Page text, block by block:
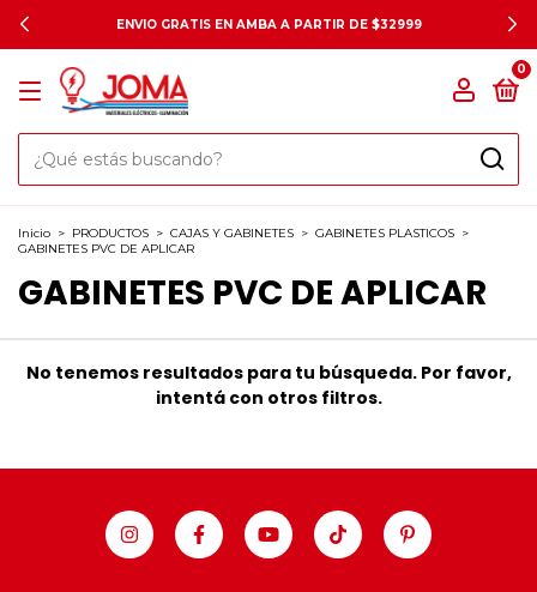
ENVIO GRATIS EN AMBA A PARTIR DE $32999
0
Inicio > PRODUCTOS > CAJAS Y GABINETES > GABINETES PLASTICOS >
GABINETES PVC DE APLICAR
GABINETES PVC DE APLICAR
No tenemos resultados para tu búsqueda. Por favor,
intentá con otros filtros.